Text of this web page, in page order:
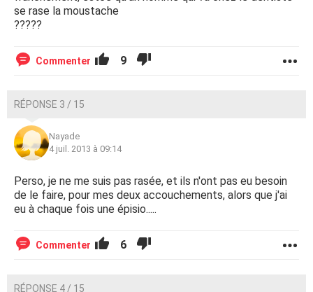
se rase la moustache
?????
Commenter 9
RÉPONSE 3 / 15
Nayade
4 juil. 2013 à 09:14
Perso, je ne me suis pas rasée, et ils n'ont pas eu besoin
de le faire, pour mes deux accouchements, alors que j'ai
eu à chaque fois une épisio.....
Commenter 6
RÉPONSE 4 / 15